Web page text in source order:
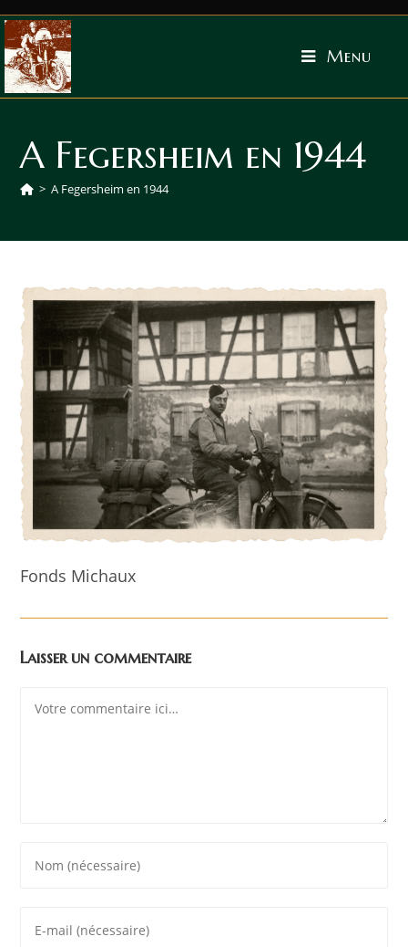
Menu
A Fegersheim en 1944
> A Fegersheim en 1944
Fonds Michaux
Laisser un commentaire